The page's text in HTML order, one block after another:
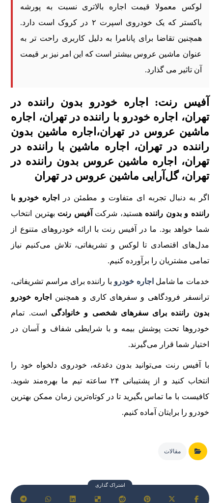
لوکس معمولا قیمت اجاره بالاتری نسبت به پورشه
باکستر که یک خودروی اسپرت ۲ در کروک است دارد.
همچنین تقاضا برای پانامرا به دلیل کاربری راحت تر به
عنوان ماشین عروس بیشتر است که این امر نیز بر قیمت
آن تاثیر می گذارد.
آفیس رنت: اجاره خودرو بدون راننده در
تهران، اجاره خودرو با راننده در تهران، اجاره
ماشین عروس در تهران،اجاره ماشین بدون
راننده در تهران، اجاره ماشین با راننده در
تهران، اجاره ماشین عروس بدون راننده در
تهران، گل‌آرایی ماشین عروس در تهران
اگر به دنبال تجربه‌ ای متفاوت و مطمئن در
اجاره خودرو با
راننده و بدون راننده هستید، شرکت آفیس رنت بهترین انتخاب
شما خواهد بود. ما در آفیس رنت با ارائه خودروهای متنوع از
مدل‌های اقتصادی تا لوکس و تشریفاتی، تلاش می‌کنیم نیاز
تمامی مشتریان را برآورده کنیم.
خدمات ما شامل اجاره خودرو با راننده برای مراسم تشریفاتی،
ترانسفر فرودگاهی و سفرهای کاری و همچنین
اجاره خودرو
بدون راننده برای سفرهای شخصی و خانوادگی است. تمام
خودروها تحت پوشش بیمه و با شرایطی شفاف و آسان در
اختیار شما قرار می‌گیرند.
با آفیس رنت می‌توانید بدون دغدغه، خودروی دلخواه خود را
انتخاب کنید و از پشتیبانی ۲۴ ساعته تیم ما بهره‌مند شوید.
کافیست با ما تماس بگیرید تا در کوتاه‌ترین زمان ممکن بهترین
خودرو را برایتان آماده کنیم.
مقالات